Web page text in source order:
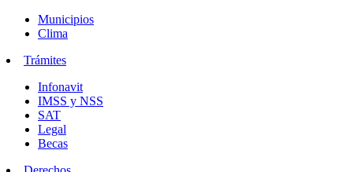
Municipios
Clima
Trámites
Infonavit
IMSS y NSS
SAT
Legal
Becas